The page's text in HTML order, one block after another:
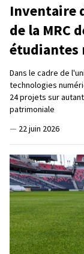
Inventaire
de la MRC
étudiantes
Dans le cadre de
technologies
24 projets sur
patrimoniale
— 22 juin 2026